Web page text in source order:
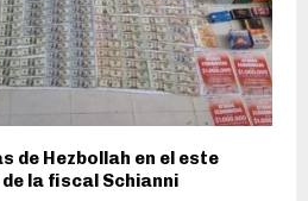
de Hezbollah en el este
la fiscal Schianni